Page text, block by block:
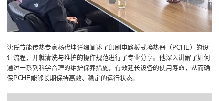
沈氏节能传热专家杨代坤详细阐述了印刷电路板式换热器（PCHE）的设
计流程，并就清洗与维护的操作规范进行了专业分享。他深入讲解了如何
通过一系列科学合理的维护保养措施，有效延长设备的使用寿命，从而确
保PCHE能够长期保持高效、稳定的运行状态。